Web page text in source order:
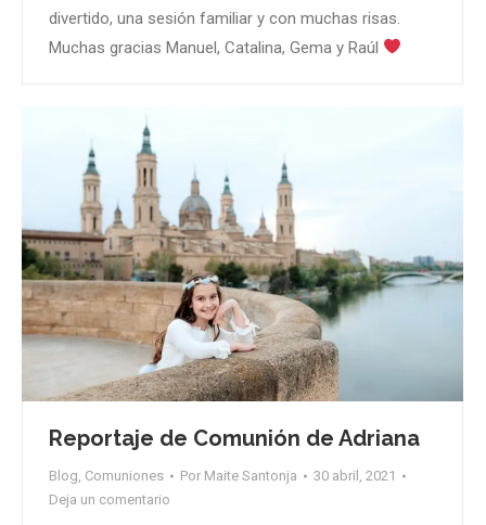
divertido, una sesión familiar y con muchas risas.
Muchas gracias Manuel, Catalina, Gema y Raúl
Reportaje de Comunión de Adriana
Blog Comuniones Por Maite Santonja
30 abril, 2021
Deja un comentario